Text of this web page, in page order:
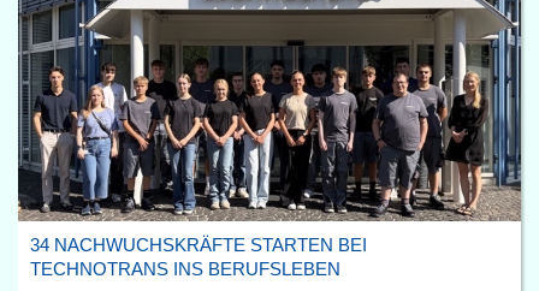
34 NACHWUCHSKRÄFTE STARTEN BEI
TECHNOTRANS INS BERUFSLEBEN